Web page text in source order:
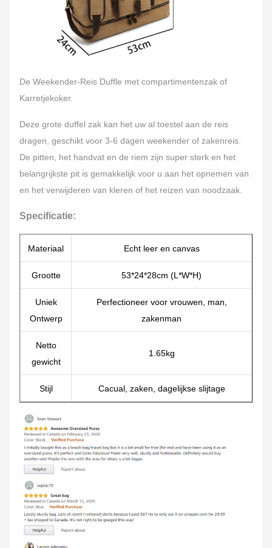
De Weekender-Reis Duffle met compartimentenzak of
Karretjekoker.
Deze grote duffel zak kan het uw al toestel aan de reis
dragen, geschikt voor 3-6 dagen weekender of zakenreis.
De pitten, het handvat en de riem zijn super sterk en het
belangrijkste pit is gemakkelijk voor u aan het opnemen van
en het verwijderen van kleren of het reizen van noodzaak.
Specificatie:
Materiaal Echt leer en canvas
Grootte 53*24*28cm (L*W*H)
Uniek
Ontwerp
Perfectioneer voor vrouwen, man,
zakenman
Netto
gewicht
1.65kg
Stijl Cacual, zaken, dagelijkse slijtage